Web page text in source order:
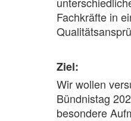
Fachkräfte in
Ziel:
Wir wollen
Bündnistag
besondere